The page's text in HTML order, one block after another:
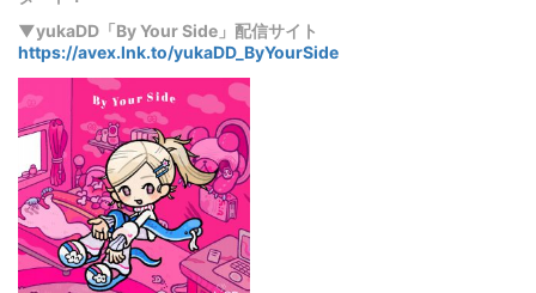
▼yukaDD「By Your Side」配信サイト
https://avex.lnk.to/yukaDD_ByYourSide